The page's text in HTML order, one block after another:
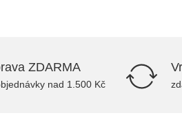
ZDARMA
nad 1.500 Kč